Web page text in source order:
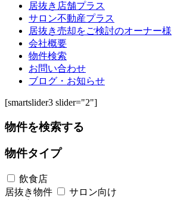
居抜き店舗プラス
サロン不動産プラス
居抜き売却をご検討のオーナー様
会社概要
物件検索
お問い合わせ
ブログ・お知らせ
[smartslider3 slider="2"]
物件を検索する
物件タイプ
飲食店
居抜き物件
サロン向け